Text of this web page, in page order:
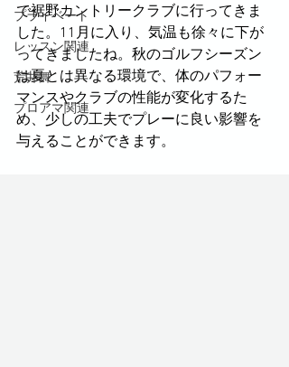
プライベート
レッスン関連
荒井舞
プロアマ関連
で裾野カントリークラブに行ってきま
した。11月に入り、気温も徐々に下が
ってきましたね。秋のゴルフシーズン
は夏とは異なる環境で、体のパフォー
マンスやクラブの性能が変化するた
め、少しの工夫でプレーに良い影響を
与えることができます。